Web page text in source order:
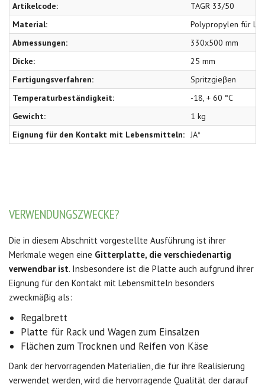
Artikelcode:
TAGR 33/50
Material:
Polypropylen für
Abmessungen:
330x500 mm
Dicke:
25 mm
Fertigungsverfahren:
Spritzgieβen
Temperaturbeständigkeit:
-18, + 60 °C
Gewicht:
1 kg
Eignung für den Kontakt mit Lebensmitteln: JA*
VERWENDUNGSZWECKE?
Die in diesem Abschnitt vorgestellte Ausführung ist ihrer
Merkmale wegen eine Gitterplatte, die verschiedenartig
verwendbar ist. Insbesondere ist die Platte auch aufgrund ihrer
Eignung für den Kontakt mit Lebensmitteln besonders
zweckmäβig als:
Regalbrett
Platte für Rack und Wagen zum Einsalzen
Flächen zum Trocknen und Reifen von Käse
Dank der hervorragenden Materialien, die für ihre Realisierung
verwendet werden, wird die hervorragende Qualität der darauf